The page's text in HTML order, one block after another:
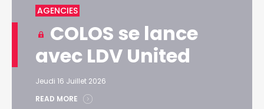
AGENCIES
COLOS se lance
avec LDV United
Jeudi 16 Juillet 2026
READ MORE